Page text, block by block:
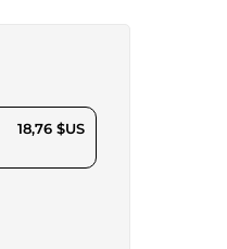
18,76 $US